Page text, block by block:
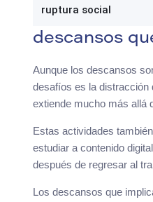
ruptura social
descansos
Aunque los descansos
desafíos es la distracción
extiende mucho más allá
Estas actividades
estudiar a contenido
después de regresar al
Los descansos que